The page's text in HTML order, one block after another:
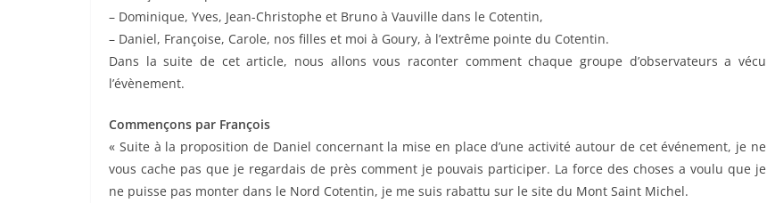
– Dominique, Yves, Jean-Christophe et Bruno à Vauville dans le Cotentin,
– Daniel, Françoise, Carole, nos filles et moi à Goury, à l’extrême pointe du Cotentin.
Dans la suite de cet article, nous allons vous raconter comment chaque groupe d’observateurs a vécu
l’évènement.
Commençons par François
« Suite à la proposition de Daniel concernant la mise en place d’une activité autour de cet événement, je ne
vous cache pas que je regardais de près comment je pouvais participer. La force des choses a voulu que je
ne puisse pas monter dans le Nord Cotentin, je me suis rabattu sur le site du Mont Saint Michel.